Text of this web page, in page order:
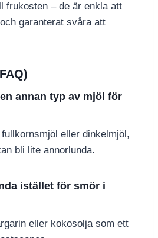
frukosten – de är enkla att
garanterat svåra att
annan typ av mjöl för
eller dinkelmjöl,
bli lite annorlunda.
istället för smör i
eller kokosolja som ett